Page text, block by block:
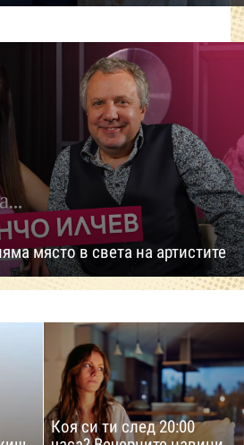
място в света на артистите
Коя си ти след 20:00